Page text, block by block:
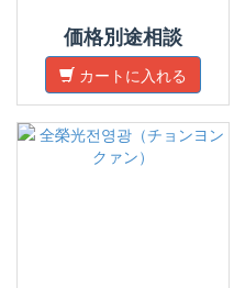
価格別途相談
カートに入れる